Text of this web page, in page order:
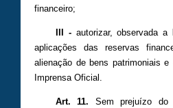
financeiro;
III -autorizar, observada a
aplicações das reservas
alienação de bens patrimoniais
Imprensa Oficial.
Art. 11. Sem prejuízo do